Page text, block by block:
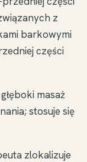
z
barkowymi
części
masaż
stosuje się
zlokalizuje